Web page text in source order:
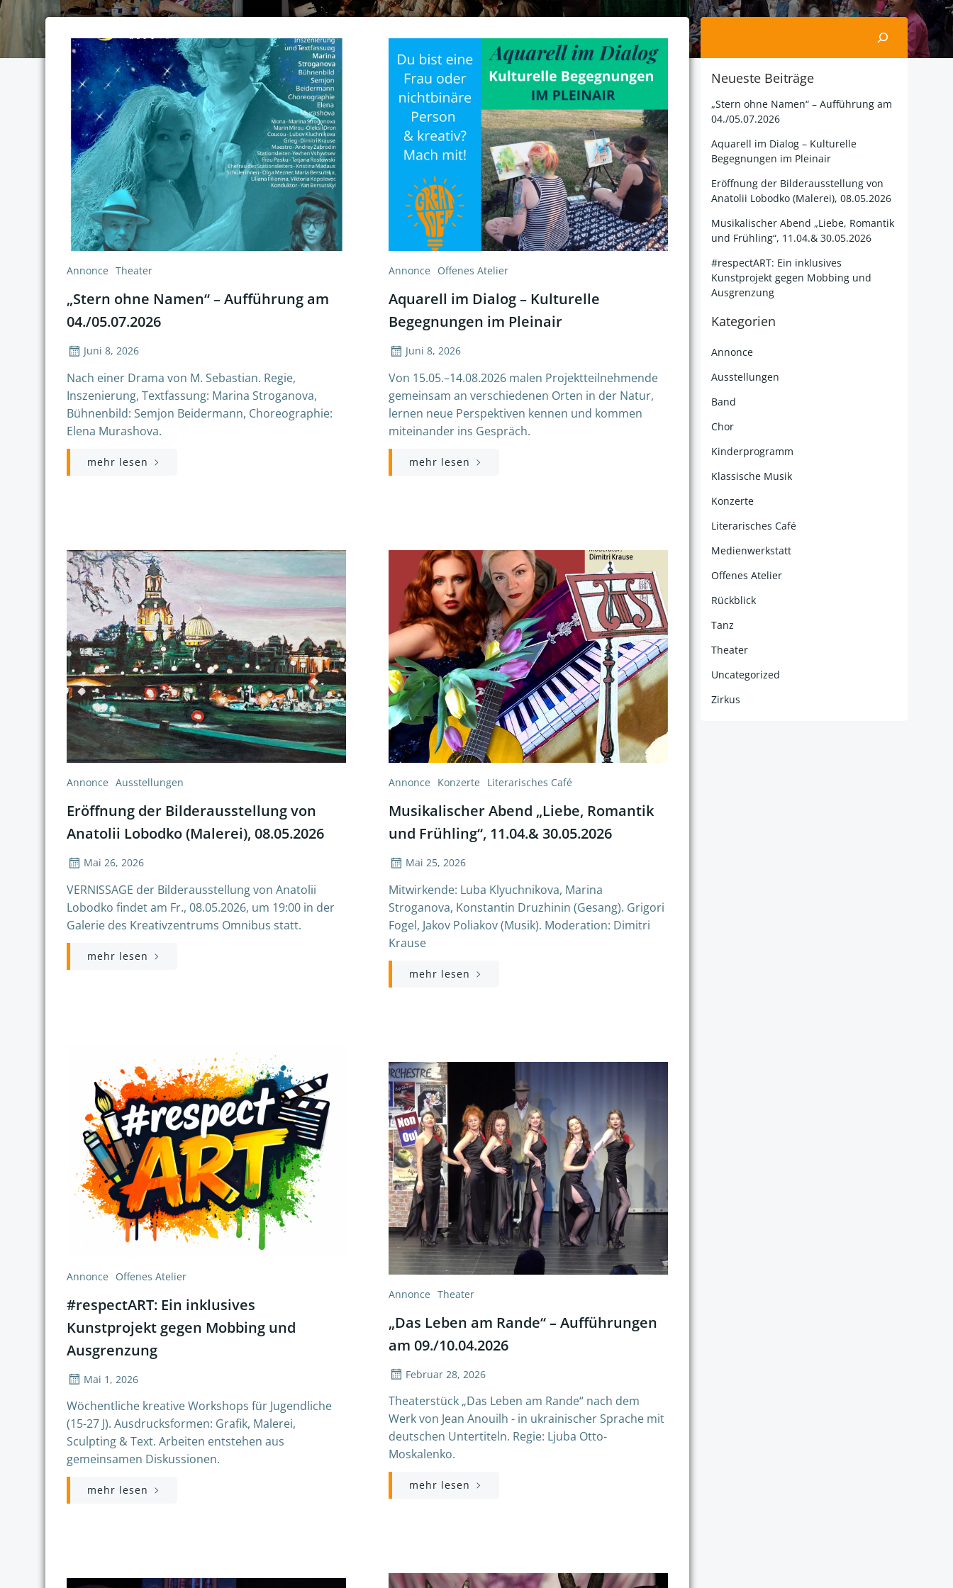
Annonce Theater
„Stern ohne Namen“ – Aufführung am
04./05.07.2026
Juni 8, 2026
Nach einer Drama von M. Sebastian. Regie,
Inszenierung, Textfassung: Marina Stroganova,
Bühnenbild: Semjon Beidermann, Choreographie:
Elena Murashova.
mehr lesen
Annonce Offenes Atelier
Aquarell im Dialog – Kulturelle
Begegnungen im Pleinair
Juni 8, 2026
Von 15.05.–14.08.2026 malen Projektteilnehmende
gemeinsam an verschiedenen Orten in der Natur,
lernen neue Perspektiven kennen und kommen
miteinander ins Gespräch.
mehr lesen
Annonce Ausstellungen
Eröffnung der Bilderausstellung von
Anatolii Lobodko (Malerei), 08.05.2026
Mai 26, 2026
VERNISSAGE der Bilderausstellung von Anatolii
Lobodko findet am Fr., 08.05.2026, um 19:00 in der
Galerie des Kreativzentrums Omnibus statt.
mehr lesen
Annonce Konzerte Literarisches Café
Musikalischer Abend „Liebe, Romantik
und Frühling“, 11.04.& 30.05.2026
Mai 25, 2026
Mitwirkende: Luba Klyuchnikova, Marina
Stroganova, Konstantin Druzhinin (Gesang). Grigori
Fogel, Jakov Poliakov (Musik). Moderation: Dimitri
Krause
mehr lesen
Annonce Offenes Atelier
#respectART: Ein inklusives
Kunstprojekt gegen Mobbing und
Ausgrenzung
Mai 1, 2026
Wöchentliche kreative Workshops für Jugendliche
(15-27 J). Ausdrucksformen: Grafik, Malerei,
Sculpting & Text. Arbeiten entstehen aus
gemeinsamen Diskussionen.
mehr lesen
Annonce Theater
„Das Leben am Rande“ – Aufführungen
am 09./10.04.2026
Februar 28, 2026
Theaterstück „Das Leben am Rande“ nach dem
Werk von Jean Anouilh - in ukrainischer Sprache mit
deutschen Untertiteln. Regie: Ljuba Otto-
Moskalenko.
mehr lesen
Suchen
Neueste Beiträge
„Stern ohne Namen“ – Aufführung am
04./05.07.2026
Aquarell im Dialog – Kulturelle
Begegnungen im Pleinair
Eröffnung der Bilderausstellung von
Anatolii Lobodko (Malerei), 08.05.2026
Musikalischer Abend „Liebe, Romantik
und Frühling“, 11.04.& 30.05.2026
#respectART: Ein inklusives
Kunstprojekt gegen Mobbing und
Ausgrenzung
Kategorien
Annonce
Ausstellungen
Band
Chor
Kinderprogramm
Klassische Musik
Konzerte
Literarisches Café
Medienwerkstatt
Offenes Atelier
Rückblick
Tanz
Theater
Uncategorized
Zirkus